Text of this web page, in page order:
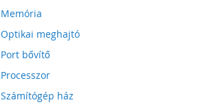
Memória
Optikai meghajtó
Port bővítő
Processzor
Számítógép ház